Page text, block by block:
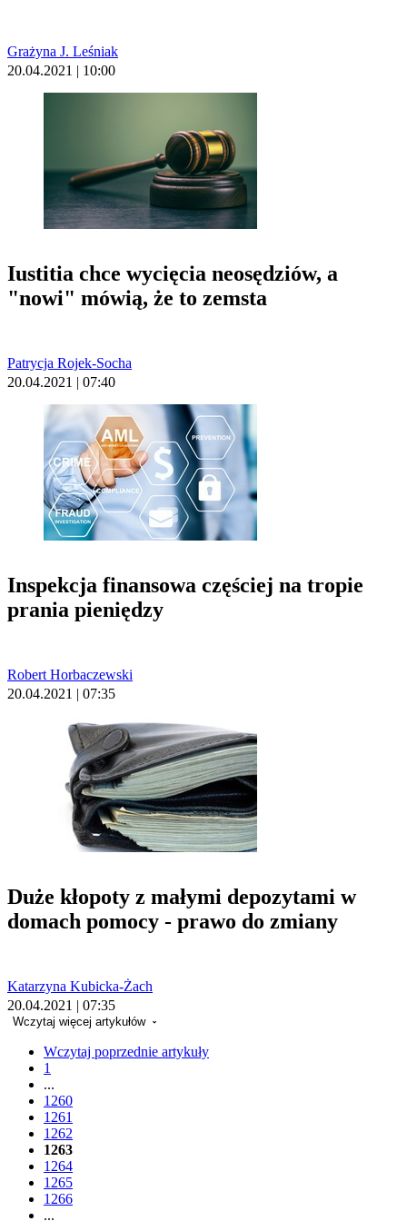
Grażyna J. Leśniak
20.04.2021 | 10:00
Iustitia chce wycięcia neosędziów, a
"nowi" mówią, że to zemsta
Patrycja Rojek-Socha
20.04.2021 | 07:40
Inspekcja finansowa częściej na tropie
prania pieniędzy
Robert Horbaczewski
20.04.2021 | 07:35
Duże kłopoty z małymi depozytami w
domach pomocy - prawo do zmiany
Katarzyna Kubicka-Żach
20.04.2021 | 07:35
Wczytaj więcej artykułów
Wczytaj poprzednie artykuły
1
...
1260
1261
1262
1263
1264
1265
1266
...